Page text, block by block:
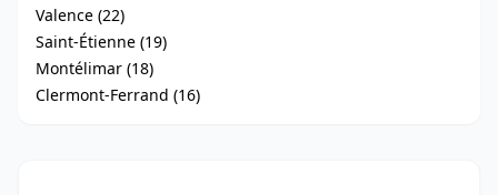
Valence (22)
Saint-Étienne (19)
Montélimar (18)
Clermont-Ferrand (16)